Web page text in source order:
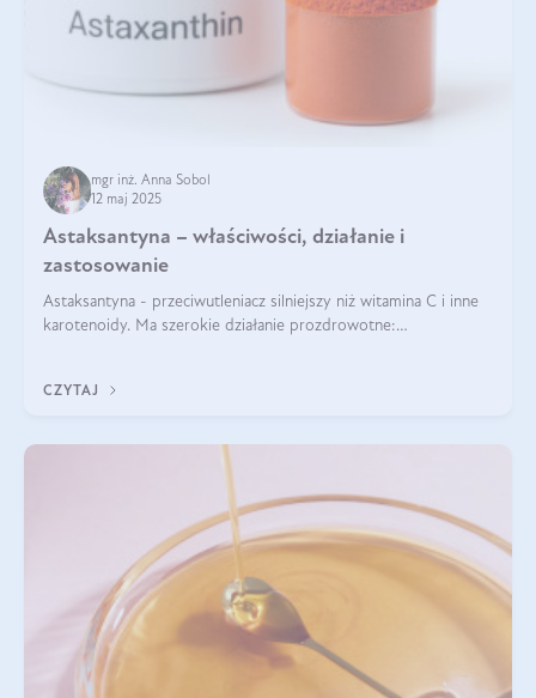
mgr inż. Anna Sobol
12 maj 2025
Astaksantyna – właściwości, działanie i
zastosowanie
Astaksantyna - przeciwutleniacz silniejszy niż witamina C i inne
karotenoidy. Ma szerokie działanie prozdrowotne:
CZYTAJ